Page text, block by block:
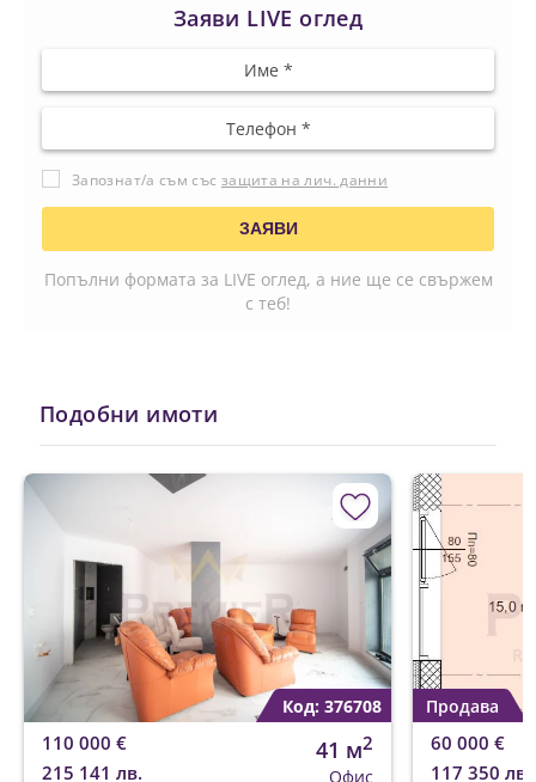
Заяви LIVE оглед
Запознат/а съм със защита на лич. данни
Попълни формата за LIVE оглед, а ние ще се свържем
с теб!
Подобни имоти
Код: 376708
110 000 €
215 141 лв.
41 м2
Офис
Продава
60 000 €
117 350 лв.